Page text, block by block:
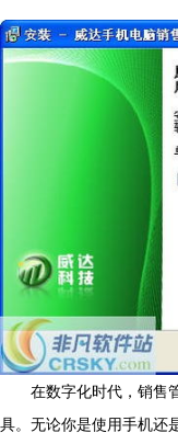
在数字化时代，销售
具。无论你是使用手机还